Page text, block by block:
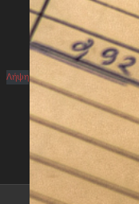
Λήψη